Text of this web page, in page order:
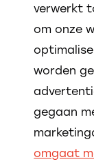
verwerkt
om onze
worden
gegaan
omgaat